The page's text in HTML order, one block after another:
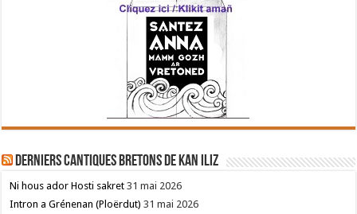
Derniers cantiques bretons de Kan Iliz
Ni hous ador Hosti sakret 31 mai 2026
Intron a Grénenan (Ploërdut) 31 mai 2026